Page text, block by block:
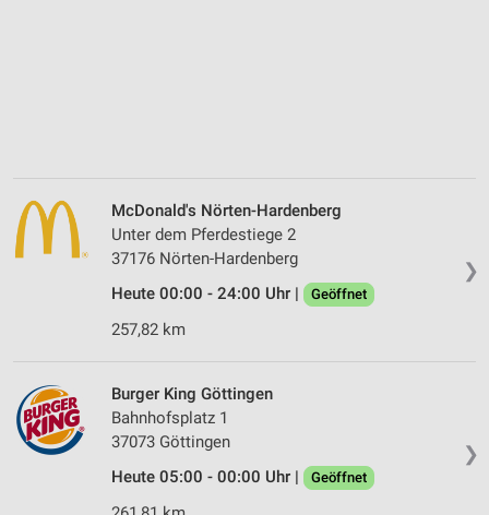
❯
McDonald's Nörten-Hardenberg
Unter dem Pferdestiege 2
37176 Nörten-Hardenberg
Heute 00:00 - 24:00 Uhr |
Geöffnet
257,82 km
❯
Burger King Göttingen
Bahnhofsplatz 1
37073 Göttingen
Heute 05:00 - 00:00 Uhr |
Geöffnet